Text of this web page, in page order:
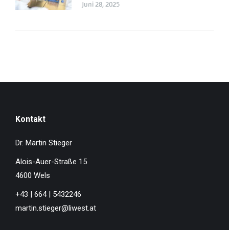
Juni 28, 2025
Kontakt
Dr. Martin Stieger
Alois-Auer-Straße 15
4600 Wels
+43 | 664 | 5432246
martin.stieger@liwest.at